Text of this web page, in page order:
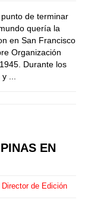
de terminar
quería la
en San Francisco
Organización
Durante los
...
EN
Director de Edición